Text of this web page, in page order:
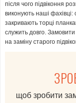
після чого підвіконня
виконують наші
закривають торці
служить довго.
на заміну старого
щоб зробити